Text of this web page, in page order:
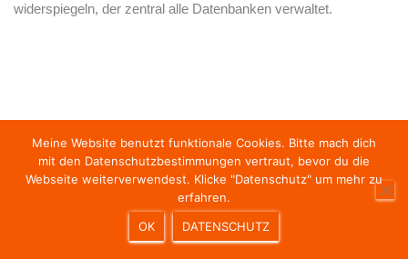
widerspiegeln, der zentral alle Datenbanken verwaltet.
HOME NEWS SOUND OF MAC.ALICIOUS
IMPRESSUM & DATENSCHUTZ
Meine Website benutzt funktionale Cookies. Bitte mach dich
mit den Datenschutzbestimmungen vertraut, bevor du die
Webseite weiterverwendest. Klicke "Datenschutz" um mehr zu
erfahren.
OK
DATENSCHUTZ